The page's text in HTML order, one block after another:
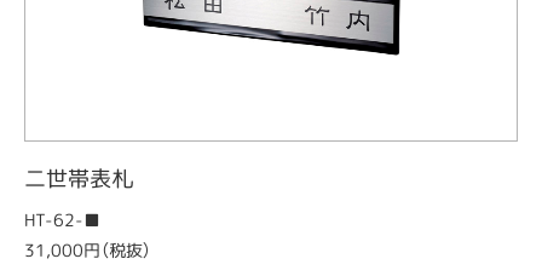
二世帯表札
HT-62-■
31,000円（税抜）